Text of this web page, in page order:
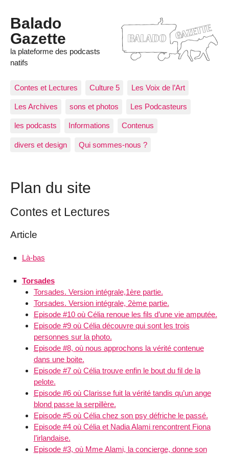
Balado
Gazette
la plateforme des podcasts
natifs
Contes et Lectures Culture 5 Les Voix de l’Art
Les Archives sons et photos Les Podcasteurs
les podcasts Informations Contenus
divers et design Qui sommes-nous ?
Plan du site
Contes et Lectures
Article
Là-bas
Torsades
Torsades. Version intégrale,1ère partie.
Torsades. Version intégrale, 2ème partie.
Episode #10 où Célia renoue les fils d’une vie amputée.
Episode #9 où Célia découvre qui sont les trois
personnes sur la photo.
Episode #8, où nous approchons la vérité contenue
dans une boite.
Episode #7 où Célia trouve enfin le bout du fil de la
pelote.
Episode #6 où Clarisse fuit la vérité tandis qu’un ange
blond passe la serpillère.
Episode #5 où Célia chez son psy défriche le passé.
Episode #4 où Célia et Nadia Alami rencontrent Fiona
l’irlandaise.
Episode #3, où Mme Alami, la concierge, donne son